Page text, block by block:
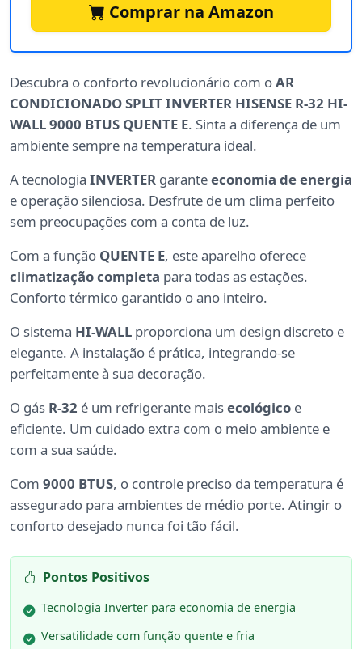
Comprar na Amazon
Descubra o conforto revolucionário com oAR
CONDICIONADO SPLIT INVERTER HISENSE R-32 HI-
WALL 9000 BTUS QUENTE E. Sinta a diferença de um
ambiente sempre na temperatura ideal.
A tecnologia INVERTER garanteeconomia de energia
e operação silenciosa. Desfrute de um clima perfeito
sem preocupações com a conta de luz.
Com a função QUENTE E, este aparelho oferece
climatização completa para todas as estações.
Conforto térmico garantido o ano inteiro.
O sistema HI-WALL proporciona um design discreto e
elegante. A instalação é prática, integrando-se
perfeitamente à sua decoração.
O gás R-32 é um refrigerante maisecológico e
eficiente. Um cuidado extra com o meio ambiente e
com a sua saúde.
Com 9000 BTUS, o controle preciso da temperatura é
assegurado para ambientes de médio porte. Atingir o
conforto desejado nunca foi tão fácil.
Pontos Positivos
Tecnologia Inverter para economia de energia
Versatilidade com função quente e fria